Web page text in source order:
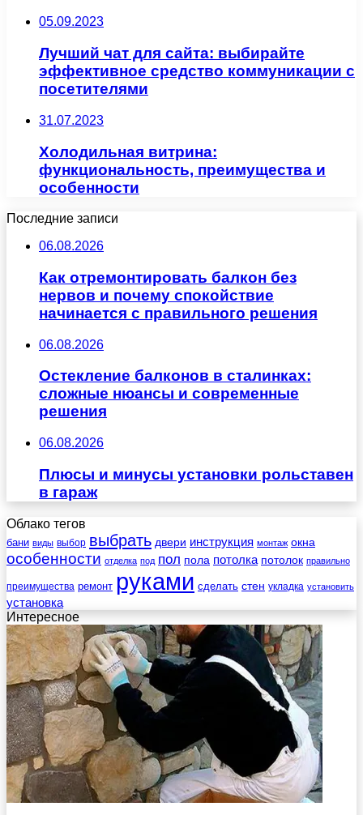
05.09.2023
Лучший чат для сайта: выбирайте
эффективное средство коммуникации с
посетителями
31.07.2023
Холодильная витрина:
функциональность, преимущества и
особенности
Последние записи
06.08.2026
Как отремонтировать балкон без
нервов и почему спокойствие
начинается с правильного решения
06.08.2026
Остекление балконов в сталинках:
сложные нюансы и современные
решения
06.08.2026
Плюсы и минусы установки рольставен
в гараж
Облако тегов
бани виды выбор выбрать двери инструкция монтаж окна
особенности отделка под пол пола потолка потолок правильно
преимущества ремонт руками сделать стен укладка установить
установка
Интересное